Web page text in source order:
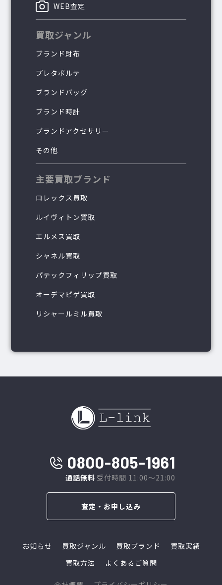
WEB査定
買取ジャンル
ブランド財布
プレタポルテ
ブランドバッグ
ブランド時計
ブランドアクセサリー
その他
主要買取ブランド
ロレックス買取
ルイヴィトン買取
エルメス買取
シャネル買取
パテックフィリップ買取
オーデマピゲ買取
リシャールミル買取
0800-805-1961
通話無料 受付時間 11:00～21:00
査定・お申し込み
お知らせ 買取ジャンル 買取ブランド
買取実績
買取方法
よくあるご質問